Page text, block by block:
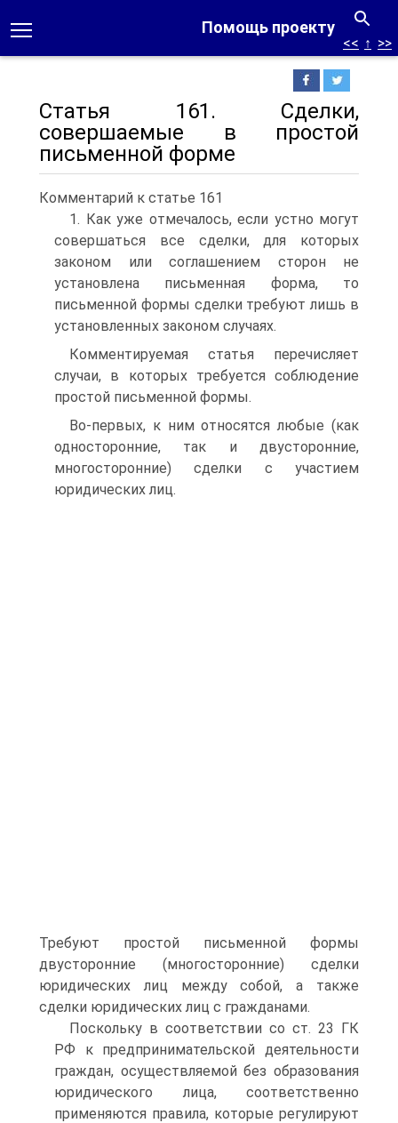
Помощь проекту
<< ↑ >>
Статья 161. Сделки,
совершаемые в простой
письменной форме
Комментарий к статье 161
1. Как уже отмечалось, если устно могут
совершаться все сделки, для которых
законом или соглашением сторон не
установлена письменная форма, то
письменной формы сделки требуют лишь в
установленных законом случаях.
Комментируемая статья перечисляет
случаи, в которых требуется соблюдение
простой письменной формы.
Во-первых, к ним относятся любые (как
односторонние, так и двусторонние,
многосторонние) сделки с участием
юридических лиц.
Требуют простой письменной формы
двусторонние (многосторонние) сделки
юридических лиц между собой, а также
сделки юридических лиц с гражданами.
Поскольку в соответствии со ст. 23 ГК
РФ к предпринимательской деятельности
граждан, осуществляемой без образования
юридического лица, соответственно
применяются правила, которые регулируют